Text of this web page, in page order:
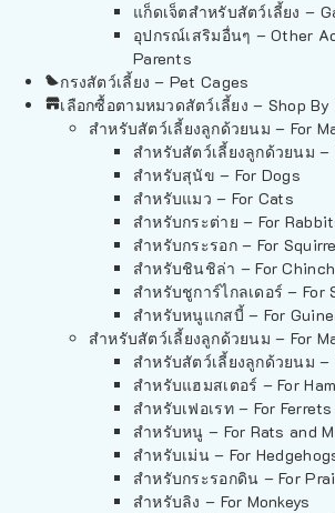
แก็ดเจ็ตสำหรับสัตว์เลี้ยง –
อุปกรณ์เสริมอื่นๆ – Other
Parents
กรงสัตว์เลี้ยง – Pet Cages
เลือกซื้อตามหมวดสัตว์เลี้ยง – Shop By
สำหรับสัตว์เลี้ยงลูกด้วยนม – For
สำหรับสัตว์เลี้ยงลูกด้วยนม –
สำหรับสุนัข – For Dogs
สำหรับแมว – For Cats
สำหรับกระต่าย – For
สำหรับกระรอก – For
สำหรับชินชิล่า – For
สำหรับชูการ์ไกลเดอร์ – For
สำหรับหนูแกสบี้ – For
สำหรับสัตว์เลี้ยงลูกด้วยนม – For
สำหรับสัตว์เลี้ยงลูกด้วยนม –
สำหรับแฮมสเตอร์ – For
สำหรับเฟอเรท – For Ferrets
สำหรับหนู – For Rats and
สำหรับเม่น – For
สำหรับกระรอกดิน – For
สำหรับลิง – For Monkeys